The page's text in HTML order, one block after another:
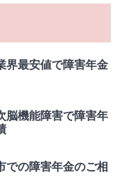
界最安値で障害年金
脳機能障害で障害年
での障害年金のご相